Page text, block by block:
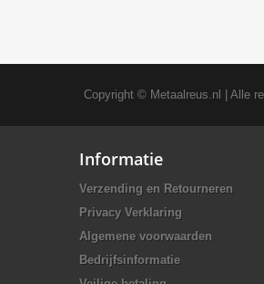
Copyright © Metaalreus.nl | Alle
Informatie
Verzending en Retourneren
Privacy Verklaring
Algemene voorwaarden
Bedrijfsinformatie